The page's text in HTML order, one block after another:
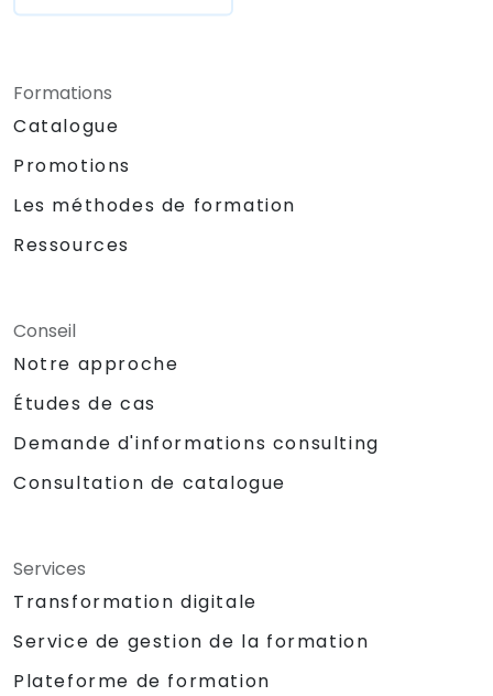
Formations
Catalogue
Promotions
Les méthodes de formation
Ressources
Conseil
Notre approche
Études de cas
Demande d'informations consulting
Consultation de catalogue
Services
Transformation digitale
Service de gestion de la formation
Plateforme de formation